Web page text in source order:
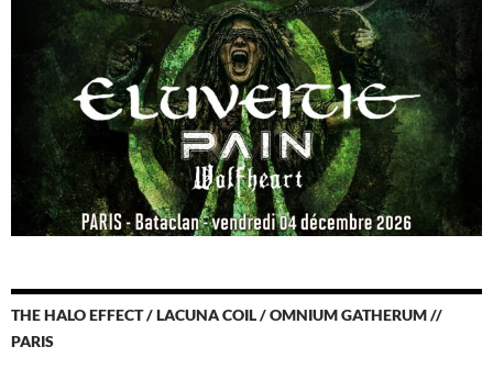
THE HALO EFFECT / LACUNA COIL / OMNIUM GATHERUM //
PARIS